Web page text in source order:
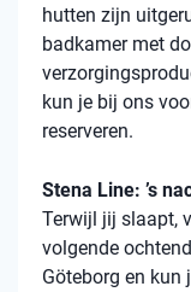
hutten zijn
badkamer met
kun je bij ons
reserveren.
Stena Line: ’s
Terwijl jij slaapt,
volgende
Göteborg en kun